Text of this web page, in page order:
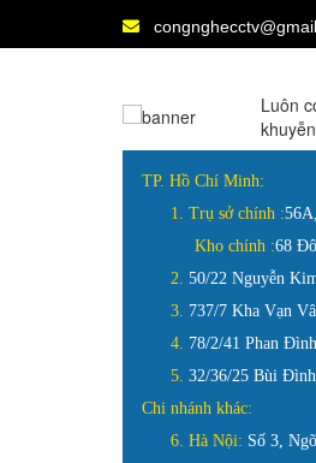
Luôn
TP. Hồ Chí Minh:
1. Trụ sở chính :
Kho chính :68
2. 50/22 Nguyễn
3. 737/7 Kha Vạn
4. 78/2/41 Phan
5. 32/36/25 Bùi
Chi nhánh khác:
6. Hà Nội: Số 3,